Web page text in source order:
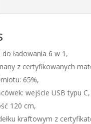
do ładowania 6 w 1,
z certyfikowanych
65%,
wejście USB typu
120 cm,
kraftowym z